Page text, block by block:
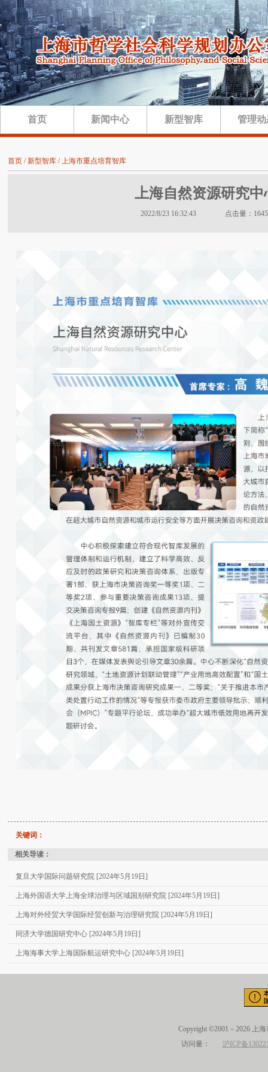
首页 新闻中心 新型智库 管理
首页 / 新型智库 / 上海市重点培育智库
上海自然资源研究中
2022/8/23 16:32:43 点击量：
关键词：
相关导读：
复旦大学国际问题研究院 [2024年5月19日]
上海外国语大学上海全球治理与区域国别研究院 [2024年5月19日]
上海对外经贸大学国际经贸创新与治理研究院 [2024年5月19日]
同济大学德国研究中心 [2024年5月19日]
上海海事大学上海国际航运研究中心 [2024年5月19日]
Copyright ©2001－2026 上
访问量： 沪ICP备